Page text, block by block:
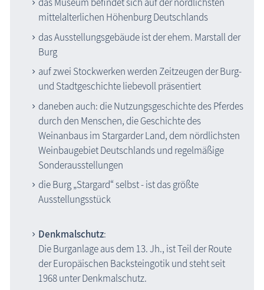
Zeitzeugen
Veranstaltungen
Blog
mittelalterlichen Höhenburg Deutschlands
das Ausstellungsgebäude ist der ehem. Marstall der
Burg
auf zwei Stockwerken werden Zeitzeugen der Burg-
und Stadtgeschichte liebevoll präsentiert
daneben auch: die Nutzungsgeschichte des Pferdes
durch den Menschen, die Geschichte des
Weinanbaus im Stargarder Land, dem nördlichsten
Weinbaugebiet Deutschlands und regelmäßige
Sonderausstellungen
die Burg „Stargard“ selbst - ist das größte
Ausstellungsstück
Denkmalschutz:
Die Burganlage aus dem 13. Jh., ist Teil der Route
der Europäischen Backsteingotik und steht seit
1968 unter Denkmalschutz.